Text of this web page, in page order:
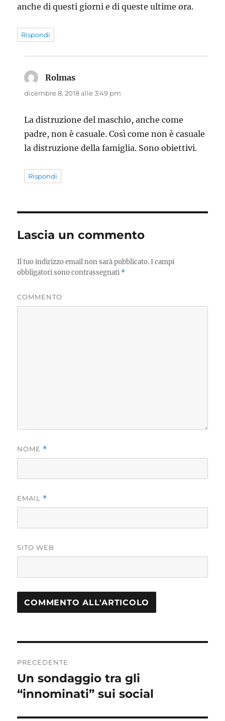
anche di questi giorni e di queste ultime ora.
Rispondi
Rolmas
detto:
dicembre 8, 2018 alle 3:49 pm
La distruzione del maschio, anche come
padre, non è casuale. Così come non è casuale
la distruzione della famiglia. Sono obiettivi.
Rispondi
Lascia un commento
Il tuo indirizzo email non sarà pubblicato.I campi
obbligatori sono contrassegnati *
COMMENTO
NOME *
EMAIL *
SITO WEB
articoli
PRECEDENTE
Articolo
precedente:
Un sondaggio tra gli
“innominati” sui social